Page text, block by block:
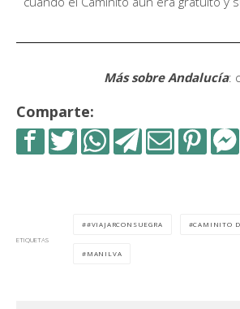
Más sobre Andalucía:
Comparte:
ETIQUETAS
#VIAJARCONSUEGRA CAMINITO
MANILVA